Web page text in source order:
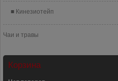
Кинезиотейп
Чаи и травы
Корзина